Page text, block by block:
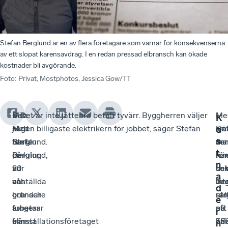
Stefan Berglund är en av flera företagare som varnar för konsekvenserna
av ett slopat karensavdrag. I en redan pressad elbransch kan ökade
kostnader bli avgörande.
Foto: Privat, Mostphotos, Jessica Gow/TT
–
Med
tanke
på
hur
vår
bransch
fungerar
blir
Det
säger
Stefan
Berglund,
vd
och
grundare
av
elinstallationsföretaget
Mila
El
har
omkring
20
anställda
och
arbetar
främst
– Det är inte jättebra betalt tyvärr. Byggherren väljer
ju den billigaste elektrikern för jobbet, säger Stefan
Berglund.
I
det
att
–
på
K
o
s
t
n
a
d
e
r
n
att